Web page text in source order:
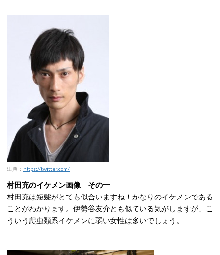
出典： https://twitter.com/
村田充のイケメン画像 その一
村田充は短髪がとても似合いますね！かなりのイケメンである
ことがわかります。伊勢谷友介とも似ている気がしますが、こ
ういう爬虫類系イケメンに弱い女性は多いでしょう。